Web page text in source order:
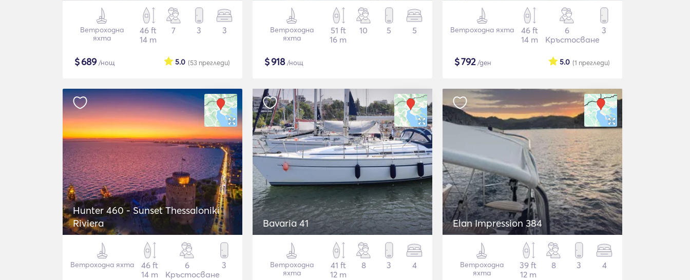
Ветроходна
яхта
46 ft
14 m
7 3 3
$689/нощ (53 прегледи)
5.0
Ветроходна
яхта
51 ft
16 m
10 5 5
$918/нощ
Ветроходна яхта
46 ft
14 m
6
Кръстосване
3
$792/ден (1 прегледи)
5.0
Hunter 460 - Sunset Thessaloniki
Riviera
Ветроходна яхта
46 ft
14 m
6
Кръстосване
3
Bavaria 41
Ветроходна
яхта
41 ft
12 m
8 3 4
Elan Impression 384
Ветроходна
яхта
39 ft
12 m
8 3 4